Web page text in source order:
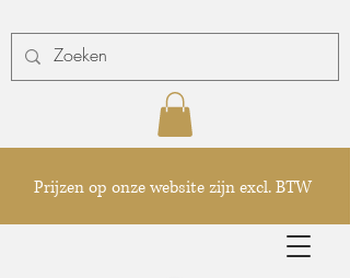
Prijzen op onze website zijn excl. BTW